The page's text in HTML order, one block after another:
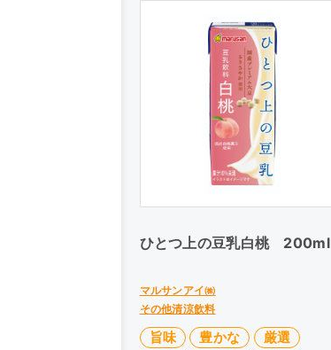
ひとつ上の豆乳白桃 200ml
マルサンアイ㈱
その他清涼飲料
旨味 豊かな 厳選